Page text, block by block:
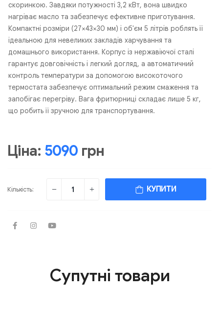
скоринкою. Завдяки потужності 3,2 кВт, вона швидко
нагріває масло та забезпечує ефективне приготування.
Компактні розміри (27×43×30 мм) і об'єм 5 літрів роблять її
ідеальною для невеликих закладів харчування та
домашнього використання. Корпус із нержавіючої сталі
гарантує довговічність і легкий догляд, а автоматичний
контроль температури за допомогою високоточого
термостата забезпечує оптимальний режим смаження та
запобігає перегріву. Вага фритюрниці складає лише 5 кг,
що робить її зручною для транспортування.
Ціна: 5090 грн
Кількість: КУПИТИ
Супутні товари